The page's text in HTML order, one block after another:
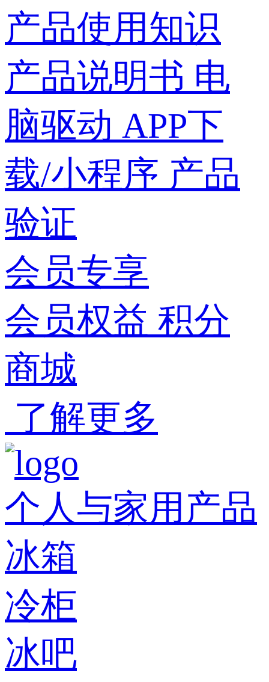
产品使用知识
产品说明书 电
脑驱动 APP下
载/小程序 产品
验证
会员专享
会员权益 积分
商城
了解更多
个人与家用产品
冰箱
冷柜
冰吧